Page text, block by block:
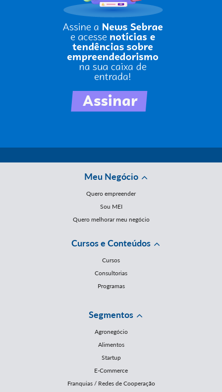
Meu Negócio
Quero empreender
Sou MEI
Quero melhorar meu negócio
Cursos e Conteúdos
Cursos
Consultorias
Programas
Segmentos
Agronegócio
Alimentos
Startup
E-Commerce
Franquias / Redes de Cooperação